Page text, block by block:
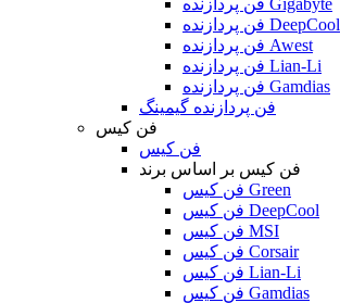
فن پردازنده Gigabyte
فن پردازنده DeepCool
فن پردازنده Awest
فن پردازنده Lian-Li
فن پردازنده Gamdias
فن پردازنده گیمینگ
فن کیس
فن کیس
فن کیس بر اساس برند
فن کیس Green
فن کیس DeepCool
فن کیس MSI
فن کیس Corsair
فن کیس Lian-Li
فن کیس Gamdias